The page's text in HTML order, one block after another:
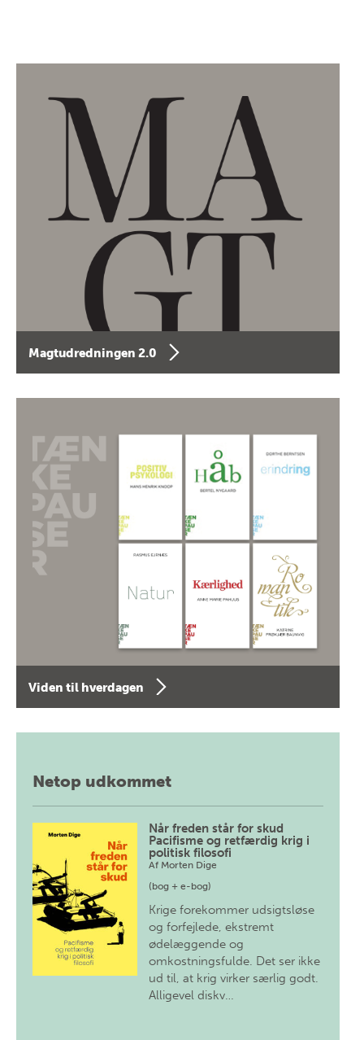
Magtudredningen 2.0
Viden til hverdagen
Netop udkommet
Når freden står for skud
Pacifisme og retfærdig krig i
politisk filosofi
Af Morten Dige
(bog + e-bog)
Krige forekommer udsigtsløse
og forfejlede, ekstremt
ødelæggende og
omkostningsfulde. Det ser ikke
ud til, at krig virker særlig godt.
Alligevel diskv…